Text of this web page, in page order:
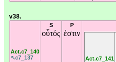
v38.
Act.c7_140
↖c7_137
S
οὗτός
P
ἐστιν
Act.c7_141